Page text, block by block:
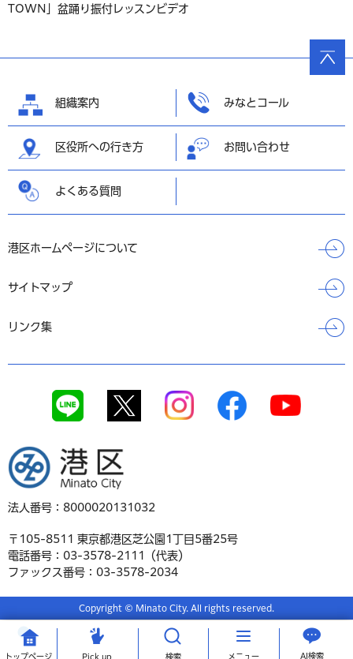
トップページ Pick up 検索 メニュー AI検索
TOWN」盆踊り振付レッスンビデオ
組織案内 みなとコール
区役所への行き方 お問い合わせ
よくある質問
港区ホームページについて
サイトマップ
リンク集
港区
法人番号：8000020131032
〒105-8511 東京都港区芝公園1丁目5番25号
電話番号：03-3578-2111（代表）
ファックス番号：03-3578-2034
ページ
の先頭
Copyright © Minato City. All rights reserved.